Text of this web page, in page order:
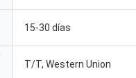
15-30 días
T/T, Western Union